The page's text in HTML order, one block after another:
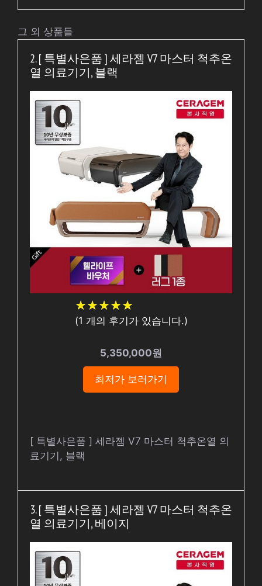
그 외 상품들
2. [ 특별사은품 ] 세라젬 V7 마스터 척추온
열 의료기기, 블랙
★★★★★
★★★★★
(1 개의 후기가 있습니다.)
5,350,000원
최저가 보러가기
[ 특별사은품 ] 세라젬 V7 마스터 척추온열 의
료기기, 블랙
3. [ 특별사은품 ] 세라젬 V7 마스터 척추온
열 의료기기, 베이지